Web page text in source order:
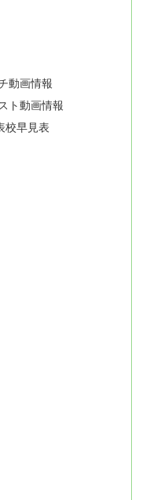
動画情報
ト動画情報
校早見表